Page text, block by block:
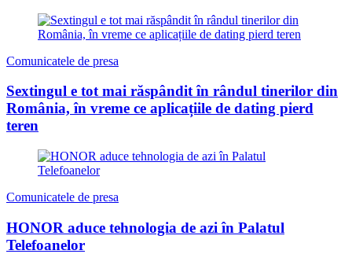
Comunicatele de presa
Sextingul e tot mai răspândit în rândul tinerilor din
România, în vreme ce aplicațiile de dating pierd
teren
Comunicatele de presa
HONOR aduce tehnologia de azi în Palatul
Telefoanelor